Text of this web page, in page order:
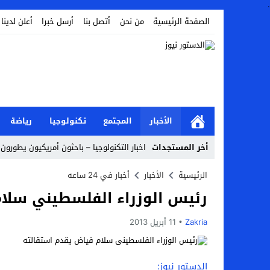
.
الصفحة الرئيسية
من نحن أتصل بنا أرسل خبرا أعلن لدينا
الأخبار المجتمع تكنولوجيا رياضة
أخر المستجدات اخبار التكنولوجيا – باحثون أمريكيون
أخبار الفن – ب الفن – إسعاد يونس: عادل
اراء و اقلام الدستور – بعد ست سنوات من
مال و اعمال – تراجع السندات الخليجية
اخبار العرب – الكويت: وفاة عامل نتيجة
الرئيسية الأخبار أخبار في 24 ساعه
رئيس الوزراء الفلسطيني
Zakria 11 أبريل 2013
الدستور نيوز: